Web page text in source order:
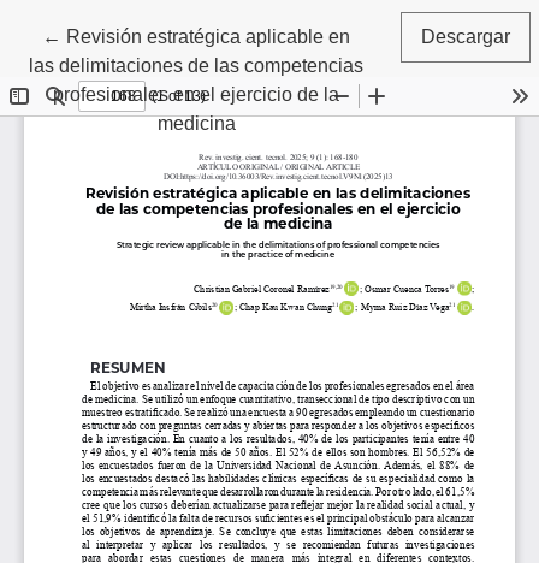
← Volver a los detalles del artículo
Revisión estratégica aplicable en
las delimitaciones de las competencias
profesionales en el ejercicio de la
medicina
Descargar